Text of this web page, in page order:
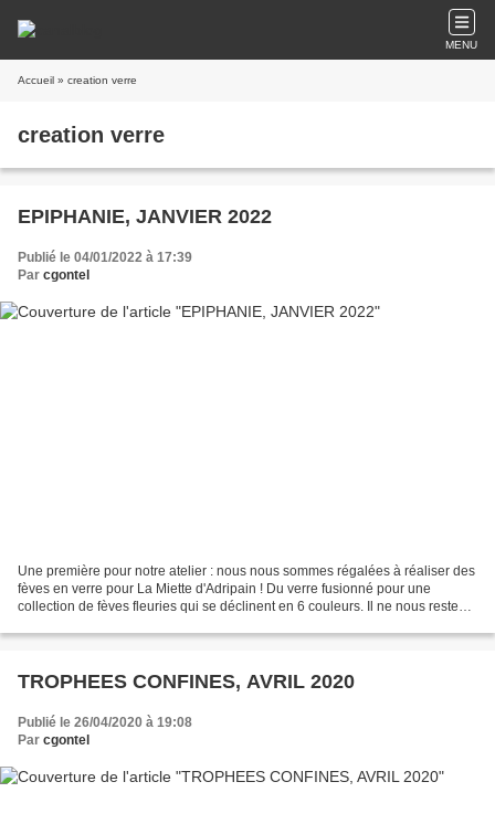
MENU
Accueil » creation verre
creation verre
EPIPHANIE, JANVIER 2022
Publié le 04/01/2022 à 17:39
Par cgontel
Une première pour notre atelier : nous nous sommes régalées à réaliser des
fèves en verre pour La Miette d'Adripain ! Du verre fusionné pour une
collection de fèves fleuries qui se déclinent en 6 couleurs. Il ne nous reste
TROPHEES CONFINES, AVRIL 2020
Publié le 26/04/2020 à 19:08
Par cgontel